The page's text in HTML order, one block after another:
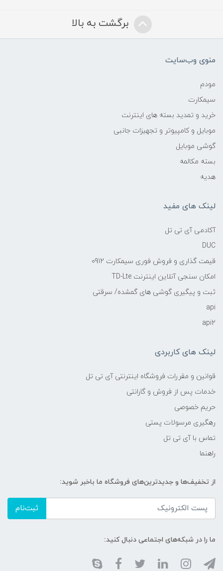
برگشت به بالا
منوی وب‌سایت
مودم
سیمکارت
خرید و تمدید بسته های اینترنت
موبایل و کامپیوتر و تجهیزات جانبی
گوشی موبایل
بسته مکالمه
هدیه
لینک های مفید
آکادمی آی تی تل
DUC
قیمت گذاری و فروش فوری سیمکارت 0912
امکان سنجی آنلاین اینترنت TD-Lte
ثبت و پیگیری گوشی های گمشده/ سرقتی
api
api2
لینک های کاربردی
قوانین و مقررات فروشگاه اینترنتی آی تی تل
خدمات پس از فروش و گارانتی
حریم خصوصی
رهگیری مرسولات پستی
تماس با آی تی تل
راهنما
از تخفیف‌ها و جدیدترین‌های فروشگاه ما باخبر شوید:
ثبت‌نام
ما را در شبکه‌های اجتماعی دنبال کنید: